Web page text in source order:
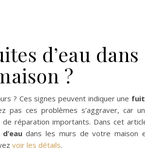
d’eau dans
?
? Ces signes peuvent indiquer une
pas ces problèmes s’aggraver, car
réparation importants. Dans cet
dans les murs de votre maison
voir les détails.